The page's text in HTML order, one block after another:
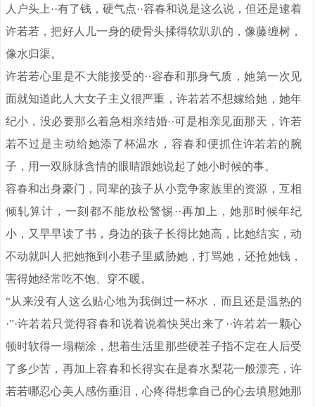
人户头上··有了钱，硬气点··容春和说是这么说，但还是逮着
许若若，把好人儿一身的硬骨头揉得软趴趴的，像藤缠树，
像水归渠。
许若若心里是不大能接受的··容春和那身气质，她第一次见
面就知道此人大女子主义很严重，许若若不想嫁给她，她年
纪小，没必要那么着急相亲结婚··可是相亲见面那天，许若
若不过是主动给她添了杯温水，容春和便抓住许若若的腕
子，用一双脉脉含情的眼睛跟她说起了她小时候的事。
容春和出身豪门，同辈的孩子从小竞争家族里的资源，互相
倾轧算计，一刻都不能放松警惕··再加上，她那时候年纪
小，又早早读了书，身边的孩子长得比她高，比她结实，动
不动就叫人把她拖到小巷子里威胁她，打骂她，还抢她钱，
害得她经常吃不饱、穿不暖。
“从来没有人这么贴心地为我倒过一杯水，而且还是温热的
·”·许若若只觉得容春和说着说着快哭出来了··许若若一颗心
顿时软得一塌糊涂，想着生活里那些硬茬子指不定在人后受
了多少苦，再加上容春和长得实在是春水梨花一般漂亮，许
若若哪忍心美人感伤垂泪，心疼得想拿自己的心去填慰她那